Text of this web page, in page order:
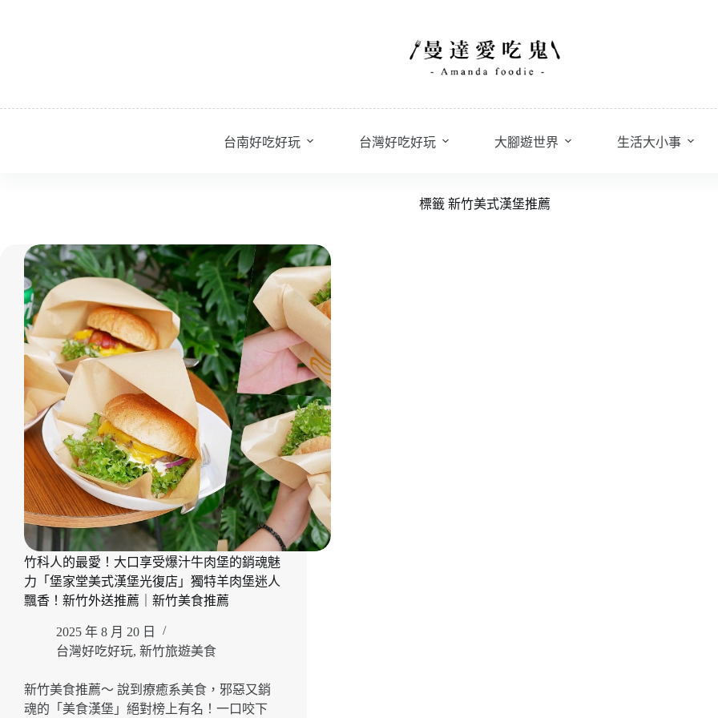
容
台南好吃好玩 台灣好吃好玩 大腳遊世界 生活大小事
標籤新竹美式漢堡推薦
竹科人的最愛！大口享受爆汁牛肉堡的銷魂魅
力「堡家堂美式漢堡光復店」獨特羊肉堡迷人
飄香！新竹外送推薦｜新竹美食推薦
2025 年 8 月 20 日
台灣好吃好玩, 新竹旅遊美食
新竹美食推薦～ 說到療癒系美食，邪惡又銷
魂的「美食漢堡」絕對榜上有名！一口咬下